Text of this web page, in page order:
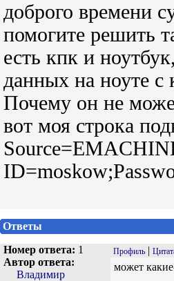
доброго времени
помогите решить
есть кпк и
данных на ноуте
Почему он не
вот моя строка
Ответы
Номер ответа: 1
Автор ответа:
Владимир
Профиль |
может